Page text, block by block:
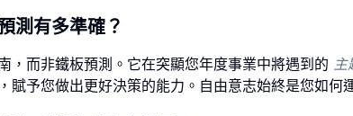
測有多準確？
，而非鐵板預測。它在突顯您年度事業中將遇到的
賦予您做出更好決策的能力。自由意志始終是您如何